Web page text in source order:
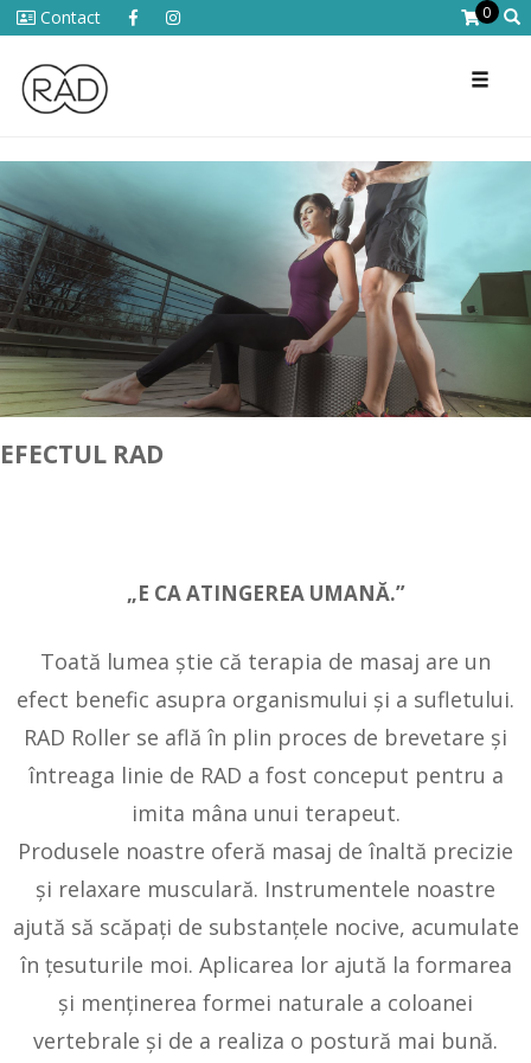
Contact 0
EFECTUL RAD
„E CA ATINGEREA UMANĂ.”
Toată lumea ştie că terapia de masaj are un
efect benefic asupra organismului şi a sufletului.
RAD Roller se află în plin proces de brevetare și
întreaga linie de RAD a fost conceput pentru a
imita mâna unui terapeut.
Produsele noastre oferă masaj de înaltă precizie
şi relaxare musculară. Instrumentele noastre
ajută să scăpați de substanţele nocive, acumulate
în ţesuturile moi. Aplicarea lor ajută la formarea
şi menţinerea formei naturale a coloanei
vertebrale şi de a realiza o postură mai bună.